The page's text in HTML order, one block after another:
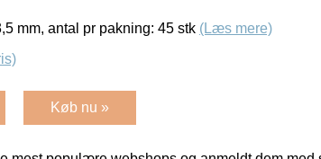
mm, antal pr pakning: 45 stk (Læs mere)
Køb nu »